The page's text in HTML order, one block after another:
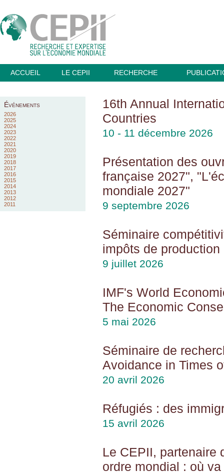
ACCUEIL LE CEPII RECHERCHE
Événements
2026
2025
2024
2023
2022
2021
2020
2019
2018
2017
2016
2015
2014
2013
2012
2011
16th Annual
Countries
10 - 11 décembre 2026
Présentation des
française 2027",
mondiale 2027"
9 septembre 2026
Séminaire
impôts de
9 juillet 2026
IMF's World
The Economic
5 mai 2026
Séminaire de
Avoidance in Times
20 avril 2026
Réfugiés : des
15 avril 2026
Le CEPII, partenaire
ordre mondial : où